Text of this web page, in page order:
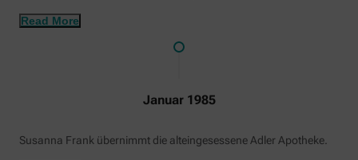
Read More
Januar 1985
Susanna Frank übernimmt die alteingesessene Adler Apotheke.